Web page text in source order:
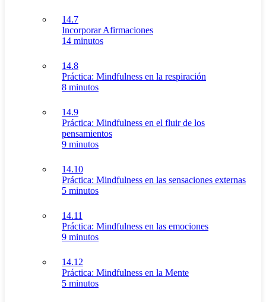
14.7
Incorporar Afirmaciones
14 minutos
14.8
Práctica: Mindfulness en la respiración
8 minutos
14.9
Práctica: Mindfulness en el fluir de los
pensamientos
9 minutos
14.10
Práctica: Mindfulness en las sensaciones externas
5 minutos
14.11
Práctica: Mindfulness en las emociones
9 minutos
14.12
Práctica: Mindfulness en la Mente
5 minutos